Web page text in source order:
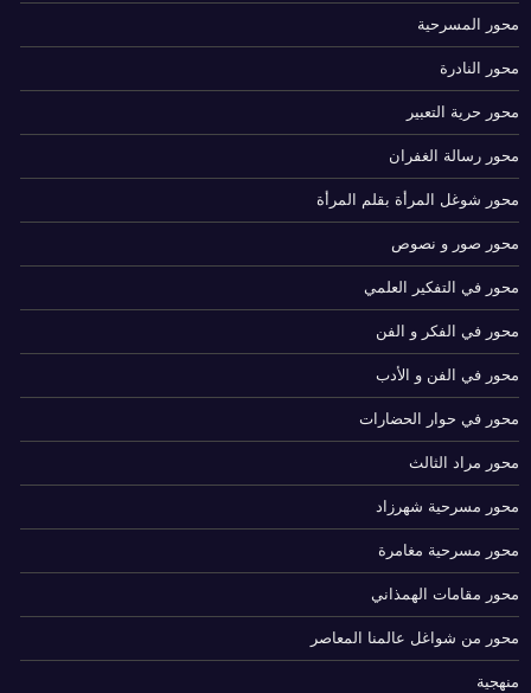
محور المسرحية
محور النادرة
محور حرية التعبير
محور رسالة الغفران
محور شوغل المرأة بقلم المرأة
محور صور و نصوص
محور في التفكير العلمي
محور في الفكر و الفن
محور في الفن و الأدب
محور في حوار الحضارات
محور مراد الثالث
محور مسرحية شهرزاد
محور مسرحية مغامرة
محور مقامات الهمذاني
محور من شواغل عالمنا المعاصر
منهجية